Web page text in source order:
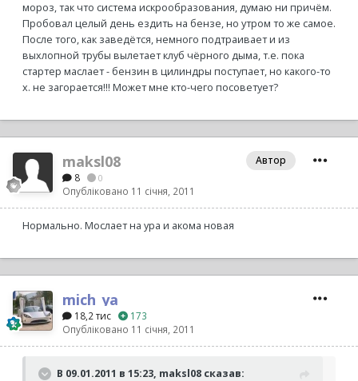
мороз, так что система искрообразования, думаю ни причём.
Пробовал целый день ездить на бензе, но утром то же самое.
После того, как заведётся, немного подтраивает и из
выхлопной трубы вылетает клуб чёрного дыма, т.е. пока
стартер маслает - бензин в цилиндры поступает, но какого-то
х. не загорается!!! Может мне кто-чего посоветует?
maksl08
8 0
Опубліковано 11 січня, 2011
Автор
Нормально. Мослает на ура и акома новая
mich_ya
18,2 тис
173
Опубліковано 11 січня, 2011
В 09.01.2011 в 15:23, maksl08 сказав: